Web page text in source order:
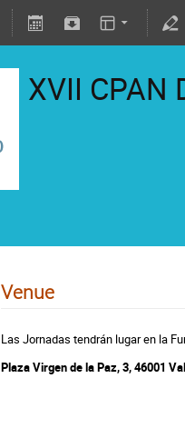
XVII CPAN
Venue
Las Jornadas tendrán lugar en la
Plaza Virgen de la Paz, 3, 46001